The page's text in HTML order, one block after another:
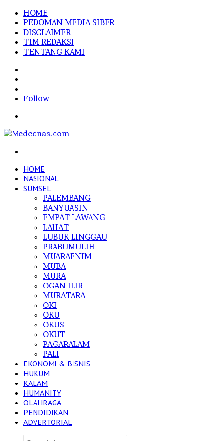
HOME
PEDOMAN MEDIA SIBER
DISCLAIMER
TIM REDAKSI
TENTANG KAMI
In
Follow
HOME
NASIONAL
SUMSEL
PALEMBANG
BANYUASIN
EMPAT LAWANG
LAHAT
LUBUK LINGGAU
PRABUMULIH
MUARAENIM
MUBA
MURA
OGAN ILIR
MURATARA
OKI
OKU
OKUS
OKUT
PAGARALAM
PALI
EKONOMI & BISNIS
HUKUM
KALAM
HUMANITY
OLAHRAGA
PENDIDIKAN
ADVERTORIAL